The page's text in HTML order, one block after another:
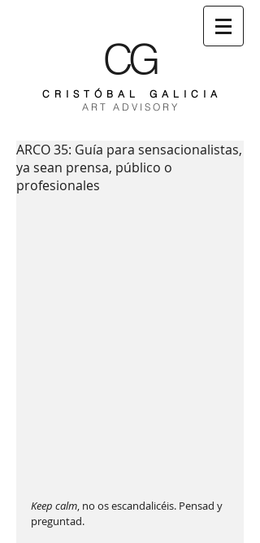
CG
C R I S T Ó B A L G A L I C I A
A R T A D V I S O R Y
ARCO 35: Guía para sensacionalistas,
ya sean prensa, público o
profesionales
Keep calm, no os escandalicéis. Pensad y
preguntad.